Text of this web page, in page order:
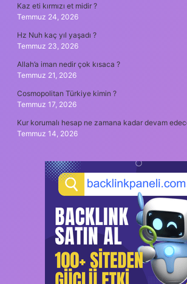
Kaz eti kırmızı et midir ?
Temmuz 24, 2026
Hz Nuh kaç yıl yaşadı ?
Temmuz 23, 2026
Allah’a iman nedir çok kısaca ?
Temmuz 21, 2026
Cosmopolitan Türkiye kimin ?
Temmuz 17, 2026
Kur korumalı hesap ne zamana kadar devam
Temmuz 14, 2026